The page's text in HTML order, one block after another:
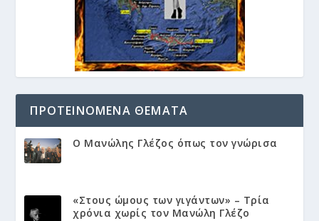
ΠΡΟΤΕΙΝΌΜΕΝΑ ΘΈΜΑΤΑ
Ο Μανώλης Γλέζος όπως τον γνώρισα
«Στους ώμους των γιγάντων» – Τρία
χρόνια χωρίς τον Μανώλη Γλέζο